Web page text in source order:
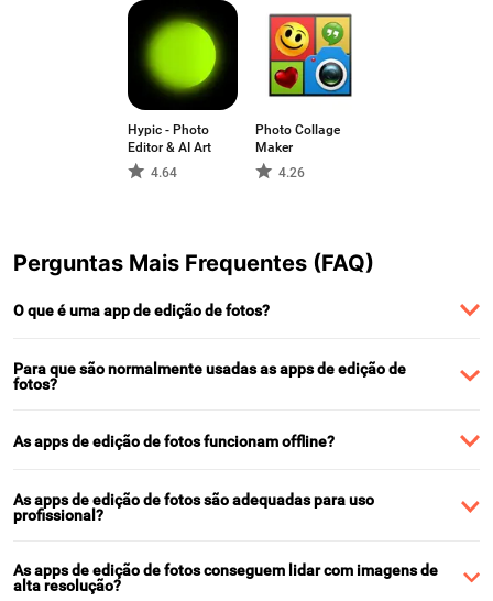
Hypic - Photo
Editor & AI Art
4.64
Photo Collage
Maker
4.26
Perguntas Mais Frequentes (FAQ)
O que é uma app de edição de fotos?
Para que são normalmente usadas as apps de edição de
fotos?
As apps de edição de fotos funcionam offline?
As apps de edição de fotos são adequadas para uso
profissional?
As apps de edição de fotos conseguem lidar com imagens de
alta resolução?